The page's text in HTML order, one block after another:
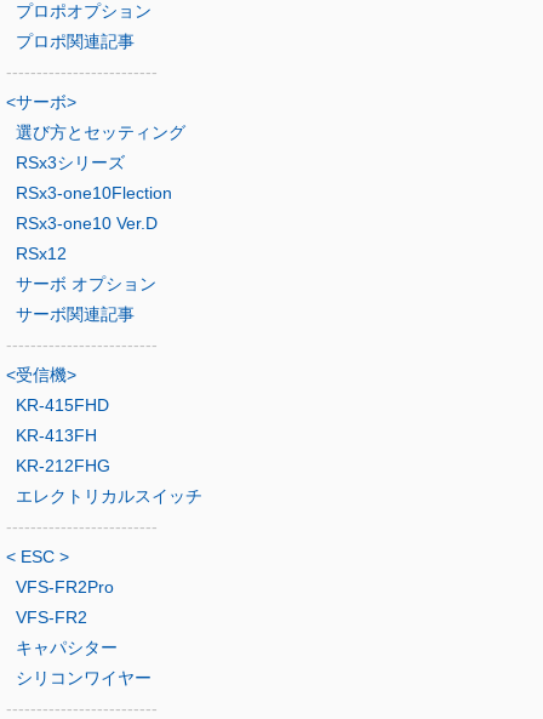
プロポオプション
プロポ関連記事
-------------------------
<サーボ>
選び方とセッティング
RSx3シリーズ
RSx3-one10Flection
RSx3-one10 Ver.D
RSx12
サーボ オプション
サーボ関連記事
-------------------------
<受信機>
KR-415FHD
KR-413FH
KR-212FHG
エレクトリカルスイッチ
-------------------------
< ESC >
VFS-FR2Pro
VFS-FR2
キャパシター
シリコンワイヤー
-------------------------